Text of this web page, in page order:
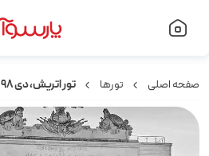
صفحه اصلی تورها تور اتریش، دی ۱۳۹۸